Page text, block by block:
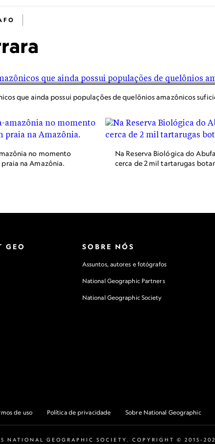
que ainda possui populações de quelônios amazônicos
no momento
na Amazônia.
Na Reserva Biológica do
cerca de 2 mil tartarugas
GEO SOBRE NÓS
Assuntos, autores e fotógrafos
National Geographic Partners
National Geographic Society
de uso Política de privacidade Sobre National Geographic
NATIONAL GEOGRAPHIC SOCIETY. COPYRIGHT © 2015-